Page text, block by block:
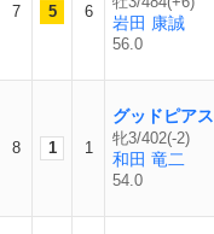
7 5 6
岩田 康誠
56.0
8 1 1
グッドピアス
牝3/402(-2)
和田 竜二
54.0